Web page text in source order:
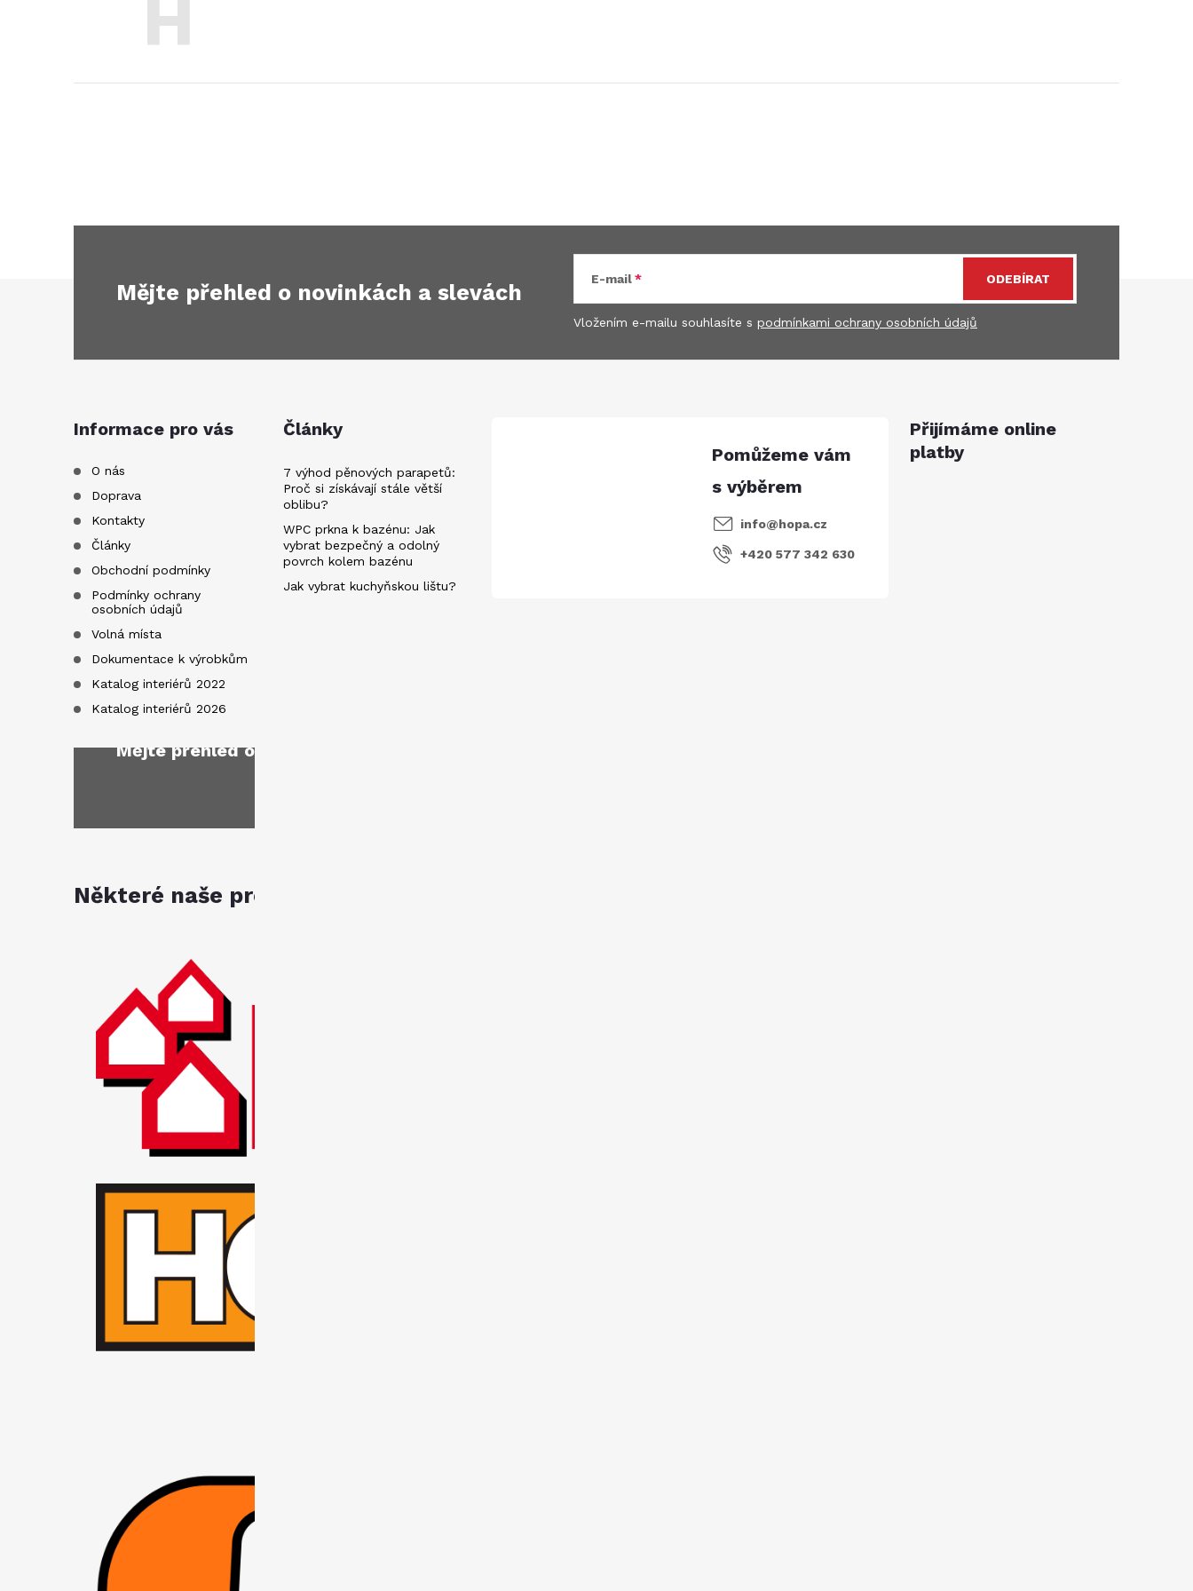
H
Mějte přehled o novinkách a slevách
E-mail
Vložením e-mailu souhlasíte s podmínkami ochrany osobních údajů
ODEBÍRAT
Informace pro vás
O nás
Doprava
Kontakty
Články
Obchodní podmínky
Podmínky ochrany
osobních údajů
Volná místa
Dokumentace k výrobkům
Katalog interiérů 2022
Katalog interiérů 2026
Články
7 výhod pěnových parapetů:
Proč si získávají stále větší
oblibu?
WPC prkna k bazénu: Jak
vybrat bezpečný a odolný
povrch kolem bazénu
Jak vybrat kuchyňskou lištu?
info@hopa.cz
+420 577 342 630
Přijímáme online
platby
Mějte přehled o novinkách
Některé naše produkty jsou k dostání na těchto prodejnách: